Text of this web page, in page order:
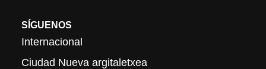
SÍGUENOS
Internacional
Ciudad Nueva argitaletxea